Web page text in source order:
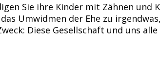
Sie ihre Kinder mit Zähnen und
Umwidmen der Ehe zu
Diese Gesellschaft und uns